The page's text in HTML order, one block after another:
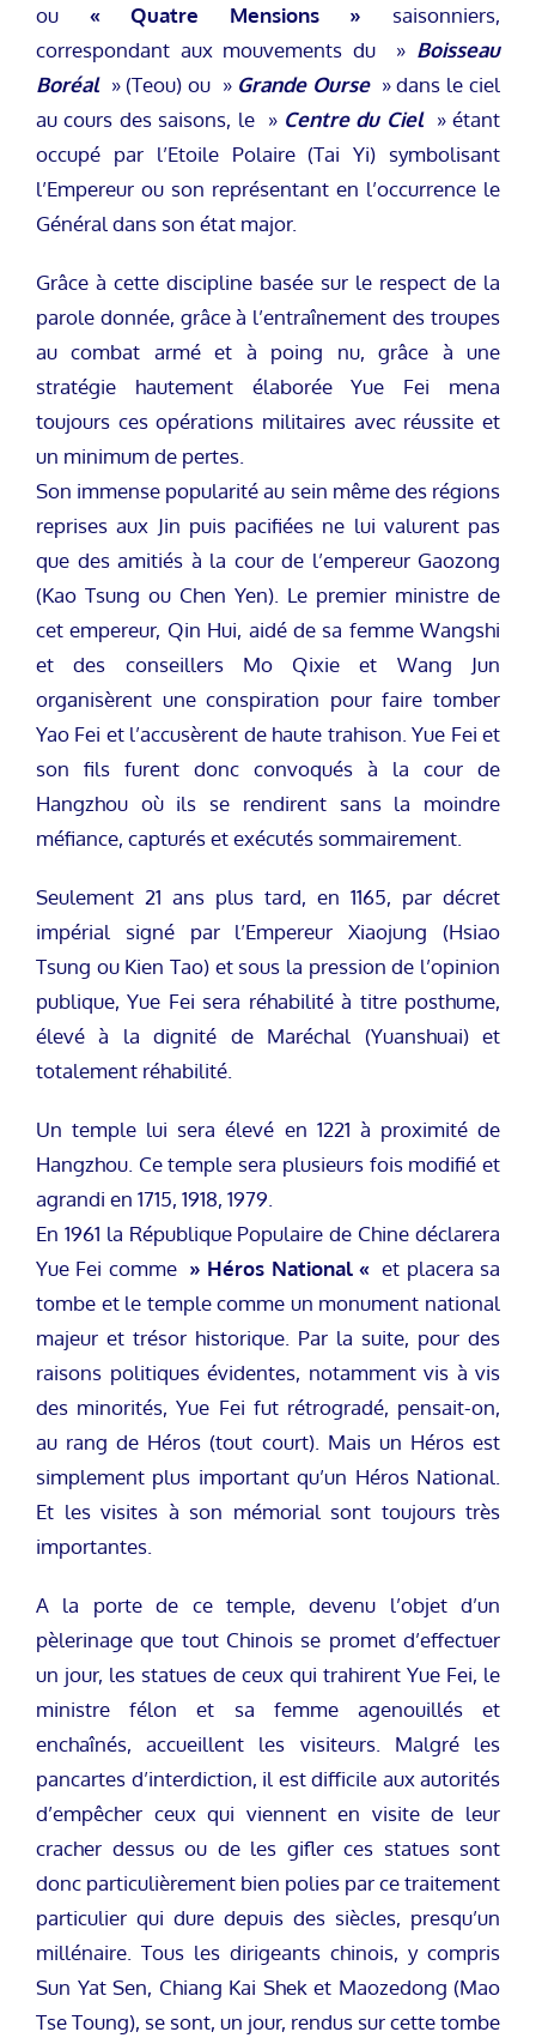
ou « Quatre Mensions » saisonniers,
correspondant aux mouvements du » Boisseau
Boréal» (Teou) ou » Grande Ourse» dans le ciel
au cours des saisons, le » Centre du Ciel» étant
occupé par l’Etoile Polaire (Tai Yi) symbolisant
l’Empereur ou son représentant en l’occurrence le
Général dans son état major.
Grâce à cette discipline basée sur le respect de la
parole donnée, grâce à l’entraînement des troupes
au combat armé et à poing nu, grâce à une
stratégie hautement élaborée Yue Fei mena
toujours ces opérations militaires avec réussite et
un minimum de pertes.
Son immense popularité au sein même des régions
reprises aux Jin puis pacifiées ne lui valurent pas
que des amitiés à la cour de l’empereur Gaozong
(Kao Tsung ou Chen Yen). Le premier ministre de
cet empereur, Qin Hui, aidé de sa femme Wangshi
et des conseillers Mo Qixie et Wang Jun
organisèrent une conspiration pour faire tomber
Yao Fei et l’accusèrent de haute trahison. Yue Fei et
son fils furent donc convoqués à la cour de
Hangzhou où ils se rendirent sans la moindre
méfiance, capturés et exécutés sommairement.
Seulement 21 ans plus tard, en 1165, par décret
impérial signé par l’Empereur Xiaojung (Hsiao
Tsung ou Kien Tao) et sous la pression de l’opinion
publique, Yue Fei sera réhabilité à titre posthume,
élevé à la dignité de Maréchal (Yuanshuai) et
totalement réhabilité.
Un temple lui sera élevé en 1221 à proximité de
Hangzhou. Ce temple sera plusieurs fois modifié et
agrandi en 1715, 1918, 1979.
En 1961 la République Populaire de Chine déclarera
Yue Fei comme » Héros National « et placera sa
tombe et le temple comme un monument national
majeur et trésor historique. Par la suite, pour des
raisons politiques évidentes, notamment vis à vis
des minorités, Yue Fei fut rétrogradé, pensait-on,
au rang de Héros (tout court). Mais un Héros est
simplement plus important qu’un Héros National.
Et les visites à son mémorial sont toujours très
importantes.
A la porte de ce temple, devenu l’objet d’un
pèlerinage que tout Chinois se promet d’effectuer
un jour, les statues de ceux qui trahirent Yue Fei, le
ministre félon et sa femme agenouillés et
enchaînés, accueillent les visiteurs. Malgré les
pancartes d’interdiction, il est difficile aux autorités
d’empêcher ceux qui viennent en visite de leur
cracher dessus ou de les gifler ces statues sont
donc particulièrement bien polies par ce traitement
particulier qui dure depuis des siècles, presqu’un
millénaire. Tous les dirigeants chinois, y compris
Sun Yat Sen, Chiang Kai Shek et Maozedong (Mao
Tse Toung), se sont, un jour, rendus sur cette tombe